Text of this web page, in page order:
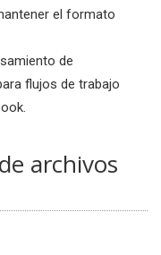
el formato
de
flujos de trabajo
archivos